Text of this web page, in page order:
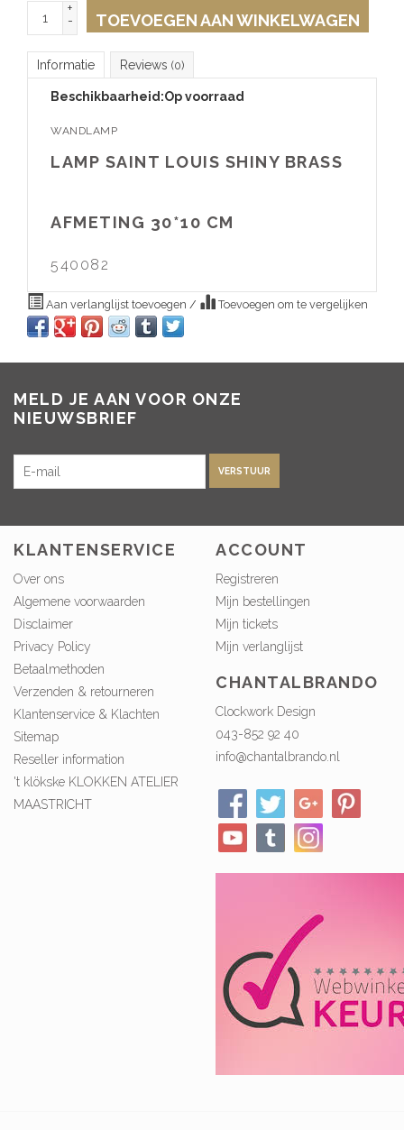
+
-
TOEVOEGEN AAN WINKELWAGEN
Informatie Reviews (0)
Beschikbaarheid:Op voorraad
WANDLAMP
LAMP SAINT LOUIS SHINY BRASS
AFMETING 30*10 CM
540082
Aan verlanglijst toevoegen / Toevoegen om te vergelijken
MELD JE AAN VOOR ONZE
NIEUWSBRIEF
VERSTUUR
KLANTENSERVICE
Over ons
Algemene voorwaarden
Disclaimer
Privacy Policy
Betaalmethoden
Verzenden & retourneren
Klantenservice & Klachten
Sitemap
Reseller information
't klökske KLOKKEN ATELIER
MAASTRICHT
ACCOUNT
Registreren
Mijn bestellingen
Mijn tickets
Mijn verlanglijst
CHANTALBRANDO
Clockwork Design
043-852 92 40
info@chantalbrando.nl